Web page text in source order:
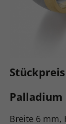
Stückpreis
Palladium
Breite 6 mm,